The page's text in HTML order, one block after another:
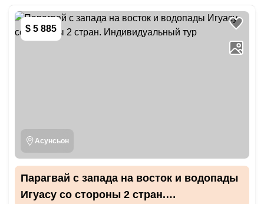
$ 5 885
Асунсьон
Парагвай с запада на восток и водопады
Игуасу со стороны 2 стран.